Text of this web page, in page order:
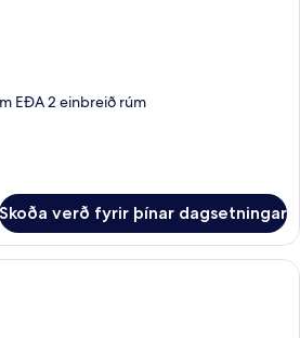
EÐA 2 einbreið rúm
Skoða verð fyrir þínar dagsetningar